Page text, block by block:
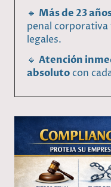
🔹 Más de 23
penal corporativa
legales.
🔹 Atención
absoluto con